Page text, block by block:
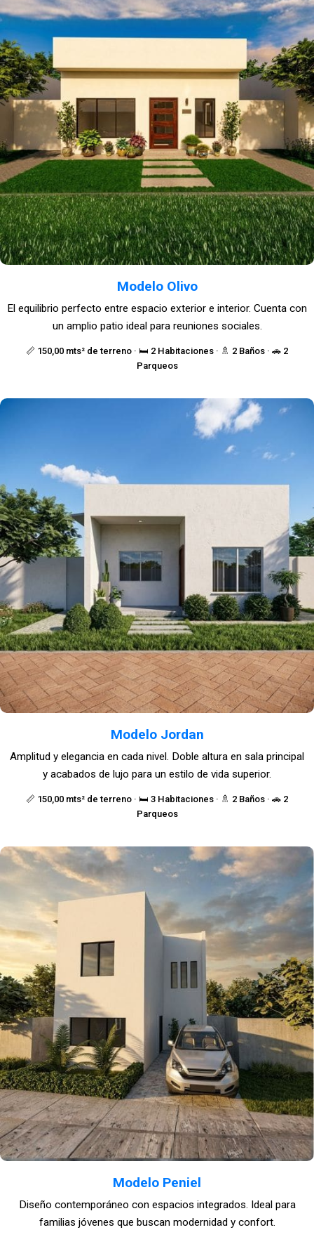
Modelo Olivo
📏 150,00 mts² de terreno · 🛏️ 2 Habitaciones · 🚿 2 Baños · 🚗 2
Parqueos
El equilibrio perfecto entre espacio exterior e interior. Cuenta con
un amplio patio ideal para reuniones sociales.
Modelo Jordan
📏 150,00 mts² de terreno · 🛏️ 3 Habitaciones · 🚿 2 Baños · 🚗 2
Parqueos
Amplitud y elegancia en cada nivel. Doble altura en sala principal
y acabados de lujo para un estilo de vida superior.
Modelo Peniel
Diseño contemporáneo con espacios integrados. Ideal para
familias jóvenes que buscan modernidad y confort.